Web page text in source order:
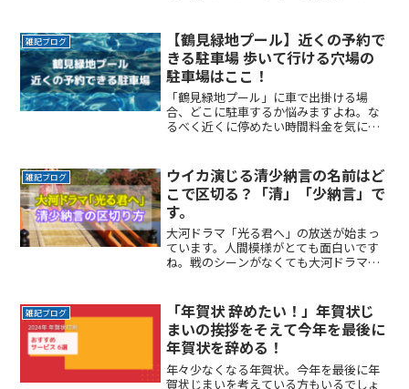
言が登場します。どんなキャラクターに
仕上がっているか楽しみでReadMore...
雑記ブログ
【鶴見緑地プール】近くの予約で
きる駐車場 歩いて行ける穴場の
駐車場はここ！
「鶴見緑地プール」に車で出掛ける場
合、どこに駐車するか悩みますよね。な
るべく近くに停めたい時間料金を気にせ
渋滞を避けてスムーズに帰りたいここで
は、「鶴見緑地プール」付近ReadMore...
雑記ブログ
ウイカ演じる清少納言の名前はど
こで区切る？「清」「少納言」で
す。
大河ドラマ「光る君へ」の放送が始まっ
ています。人間模様がとても面白いです
ね。戦のシーンがなくても大河ドラマと
言が登場します。どんなキャラクターに
仕上がっているか楽しみでReadMore...
雑記ブログ
「年賀状 辞めたい！」年賀状じ
まいの挨拶をそえて今年を最後に
年賀状を辞める！
年々少なくなる年賀状。今年を最後に年
賀状じまいを考えている方もいるでしょ